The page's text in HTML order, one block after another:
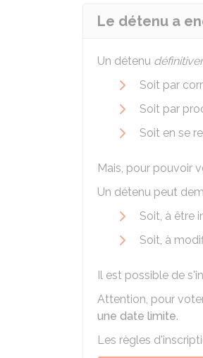
Le détenu a
Un détenu
Soit par
Soit par
Soit en se
Mais, pour pouvoir
Un détenu peut
Soit, à être
Soit, à
Il est possible de
Attention, pour
une date limite.
Les règles